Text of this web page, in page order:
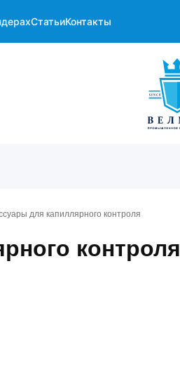
СтатьиКонтакты
для капиллярного контроля
контроля